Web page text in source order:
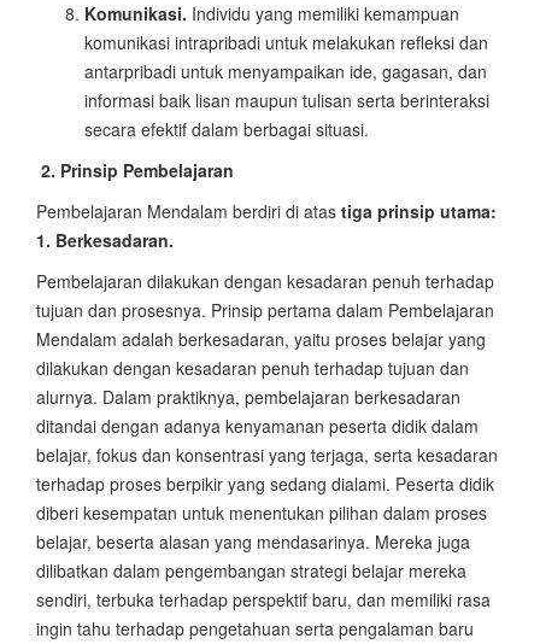
Komunikasi. Individu yang memiliki kemampuan
komunikasi intrapribadi untuk melakukan refleksi dan
antarpribadi untuk menyampaikan ide, gagasan, dan
informasi baik lisan maupun tulisan serta berinteraksi
secara efektif dalam berbagai situasi.
2. Prinsip Pembelajaran
Pembelajaran Mendalam berdiri di atas tiga prinsip utama:
1. Berkesadaran.
Pembelajaran dilakukan dengan kesadaran penuh terhadap
tujuan dan prosesnya. Prinsip pertama dalam Pembelajaran
Mendalam adalah berkesadaran, yaitu proses belajar yang
dilakukan dengan kesadaran penuh terhadap tujuan dan
alurnya. Dalam praktiknya, pembelajaran berkesadaran
ditandai dengan adanya kenyamanan peserta didik dalam
belajar, fokus dan konsentrasi yang terjaga, serta kesadaran
terhadap proses berpikir yang sedang dialami. Peserta didik
diberi kesempatan untuk menentukan pilihan dalam proses
belajar, beserta alasan yang mendasarinya. Mereka juga
dilibatkan dalam pengembangan strategi belajar mereka
sendiri, terbuka terhadap perspektif baru, dan memiliki rasa
ingin tahu terhadap pengetahuan serta pengalaman baru